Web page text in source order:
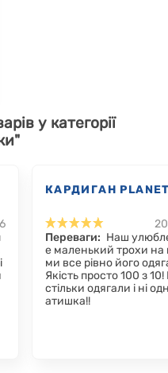
у категорії
КАРДИГАН
Переваги: Наш
е маленький трохи на
ми все рівно його
Якість просто 100 з
стільки одягали і ні
атишка!!